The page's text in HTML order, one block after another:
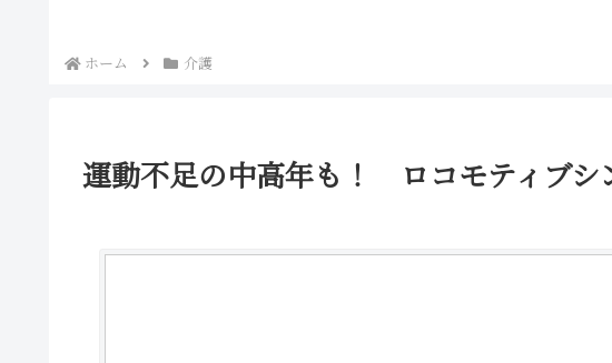
ホーム 介護
運動不足の中高年も！ ロコモティブシ